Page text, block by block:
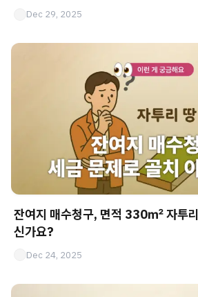
Dec 29, 2025
잔여지 매수청구, 면적 330㎡ 자투
신가요?
Dec 24, 2025